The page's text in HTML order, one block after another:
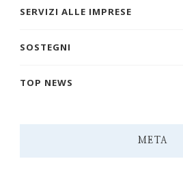
SERVIZI ALLE IMPRESE
SOSTEGNI
TOP NEWS
META